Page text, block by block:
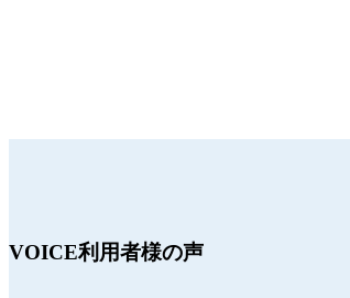
VOICE利用者様の声